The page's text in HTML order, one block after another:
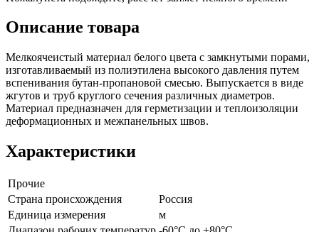
Описание товара
Мелкоячеистый материал белого цвета с замкнутыми порами,
изготавливаемый из полиэтилена высокого давления путем
вспенивания бутан-пропановой смесью. Выпускается в виде
жгутов и труб круглого сечения различных диаметров.
Материал предназначен для герметизации и теплоизоляции
деформационных и межпанельных швов.
Характеристики
Прочие
Страна происхождения
Россия
Единица измерения
м